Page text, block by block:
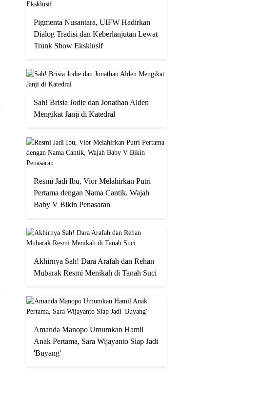
Pigmenta Nusantara, UIFW Hadirkan
Dialog Tradisi dan Keberlanjutan Lewat
Trunk Show Eksklusif
Sah! Brisia Jodie dan Jonathan Alden
Mengikat Janji di Katedral
Resmi Jadi Ibu, Vior Melahirkan Putri
Pertama dengan Nama Cantik, Wajah
Baby V Bikin Penasaran
Akhirnya Sah! Dara Arafah dan Rehan
Mubarak Resmi Menikah di Tanah Suci
Amanda Manopo Umumkan Hamil
Anak Pertama, Sara Wijayanto Siap Jadi
'Buyang'